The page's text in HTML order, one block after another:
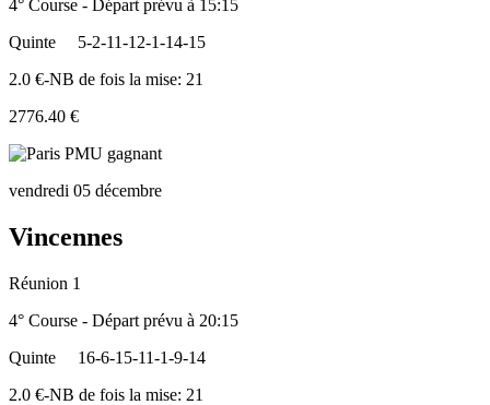
4° Course - Départ prévu à 15:15
Quinte
5-2-11-12-1-14-15
2.0 €-NB de fois la mise: 21
2776.40 €
vendredi 05 décembre
Vincennes
Réunion 1
4° Course - Départ prévu à 20:15
Quinte
16-6-15-11-1-9-14
2.0 €-NB de fois la mise: 21